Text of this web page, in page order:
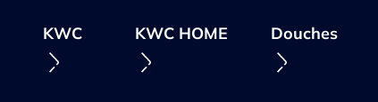
KWC KWC HOME Douches